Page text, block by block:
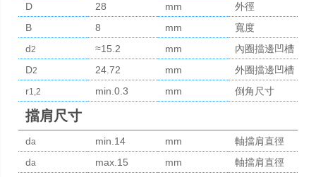
D
28 mm
外徑
B
8 mm
寬度
d2 ≈15.2 mm
內圈擋邊凹槽
直徑
D2 24.72 mm
外圈擋邊凹槽
直徑
r1,2 min.0.3 mm 倒角尺寸
擋肩尺寸
da min.14 mm
軸擋肩直徑
da max.15 mm
軸擋肩直徑